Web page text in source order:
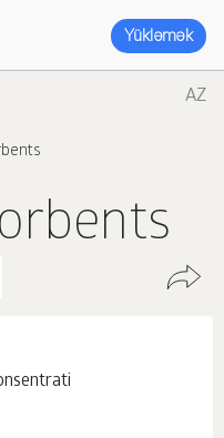
Yükləmək
AZ